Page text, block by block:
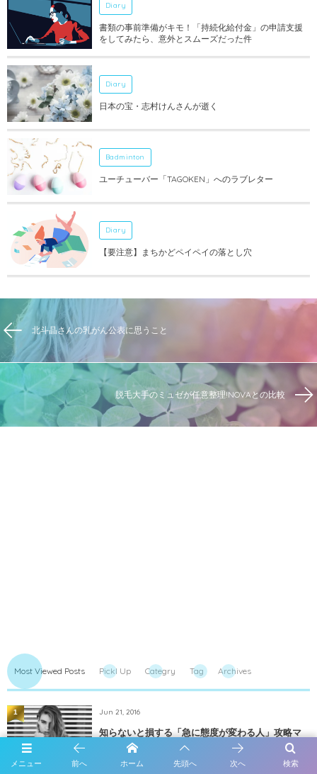
Diary
書類の事前準備がキモ！「持続化給付金」の申請支援
をしてみたら、意外とスムーズだった件
Diary
日本の宝・志村けんさんが逝く
Badminton
ユーチューバー「TAGOKEN」へのラブレター
Diary
【要注意】まちかどペイペイの落とし穴
北斗晶さんの乳がん公表に思うこと
脱毛大手のミュゼが任意整理!NOVAとの比較
Most Viewed Posts PickI Up Categry Tag Archives
Jun 21, 2016
知らないと損する「急に態度が変わる人」攻略マ
ニュアル
1
メニュー 検索
前へ ホーム 先頭へ 次へ